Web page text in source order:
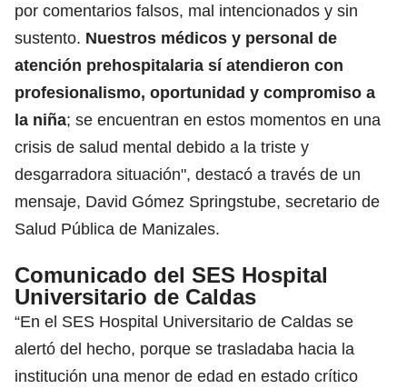
por comentarios falsos, mal intencionados y sin
sustento. Nuestros médicos y personal de
atención prehospitalaria sí atendieron con
profesionalismo, oportunidad y compromiso a
la niña; se encuentran en estos momentos en una
crisis de salud mental debido a la triste y
desgarradora situación", destacó a través de un
mensaje, David Gómez Springstube, secretario de
Salud Pública de Manizales.
Comunicado del SES Hospital
Universitario de Caldas
“En el SES Hospital Universitario de Caldas se
alertó del hecho, porque se trasladaba hacia la
institución una menor de edad en estado crítico